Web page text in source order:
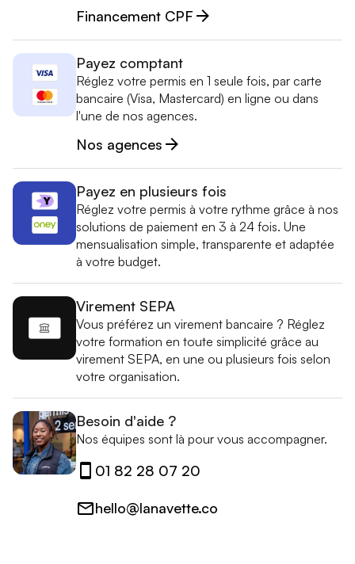
Financement CPF
Payez comptant
Réglez votre permis en 1 seule fois, par carte
bancaire (Visa, Mastercard) en ligne ou dans
l'une de nos agences.
Nos agences
Payez en plusieurs fois
Réglez votre permis à votre rythme grâce à nos
solutions de paiement en 3 à 24 fois. Une
mensualisation simple, transparente et adaptée
à votre budget.
Virement SEPA
Vous préférez un virement bancaire ? Réglez
votre formation en toute simplicité grâce au
virement SEPA, en une ou plusieurs fois selon
votre organisation.
Besoin d'aide ?
Nos équipes sont là pour vous accompagner.
01 82 28 07 20
hello@lanavette.co